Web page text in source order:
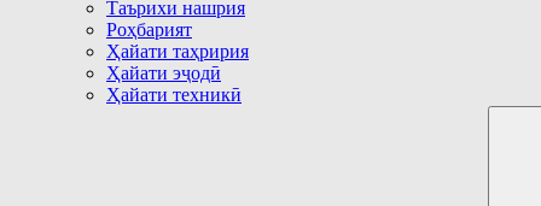
Таърихи нашрия
Роҳбарият
Ҳайати таҳририя
Ҳайати эҷодӣ
Ҳайати техникӣ